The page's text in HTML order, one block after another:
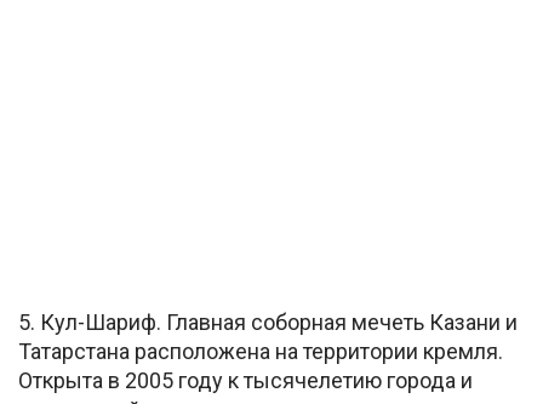
5. Кул-Шариф. Главная соборная мечеть Казани и
Татарстана расположена на территории кремля.
Открыта в 2005 году к тысячелетию города и